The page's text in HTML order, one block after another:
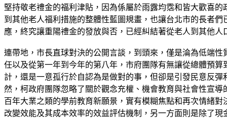
堅持敬老禮金的福利津貼，因為係屬於雨露均霑和皆大歡喜
到其他老人福利措施的整體性藍圖規畫，也讓台北市的長者
應，終究讓重陽禮金的發放與否，已經糾結著從老人到其他
連帶地，市長直球對決的公開言談，到頭來，僅是淪為低端
任以及從第一年到今年的第八年，市府團隊有無讓從總體預
計，還是一意孤行於自認為是做對的事，但卻是引發民意反
然，柯政府團隊忽略了關於觀念充權、機會教育與社會性宣
百年大業之類的學前教育新願景，實有模糊焦點和再次情緒
改變效能及其成本效率的效益評估機制，另一方面則是除了